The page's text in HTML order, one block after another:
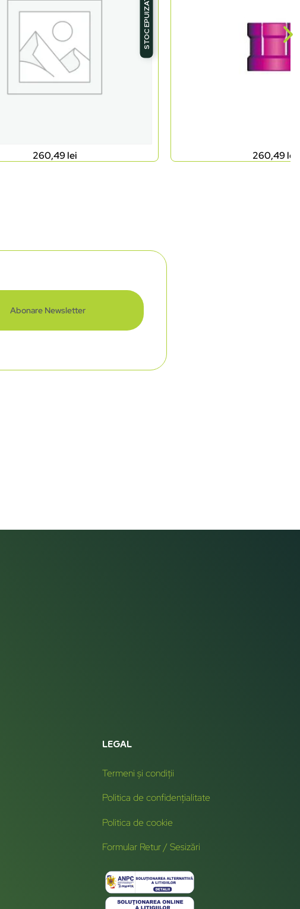
STOC EPUIZAT
260,49lei 260,49lei
Abonare Newsletter
LEGAL
Termeni și condiții
Politica de confidențialitate
Politica de cookie
Formular Retur / Sesizări